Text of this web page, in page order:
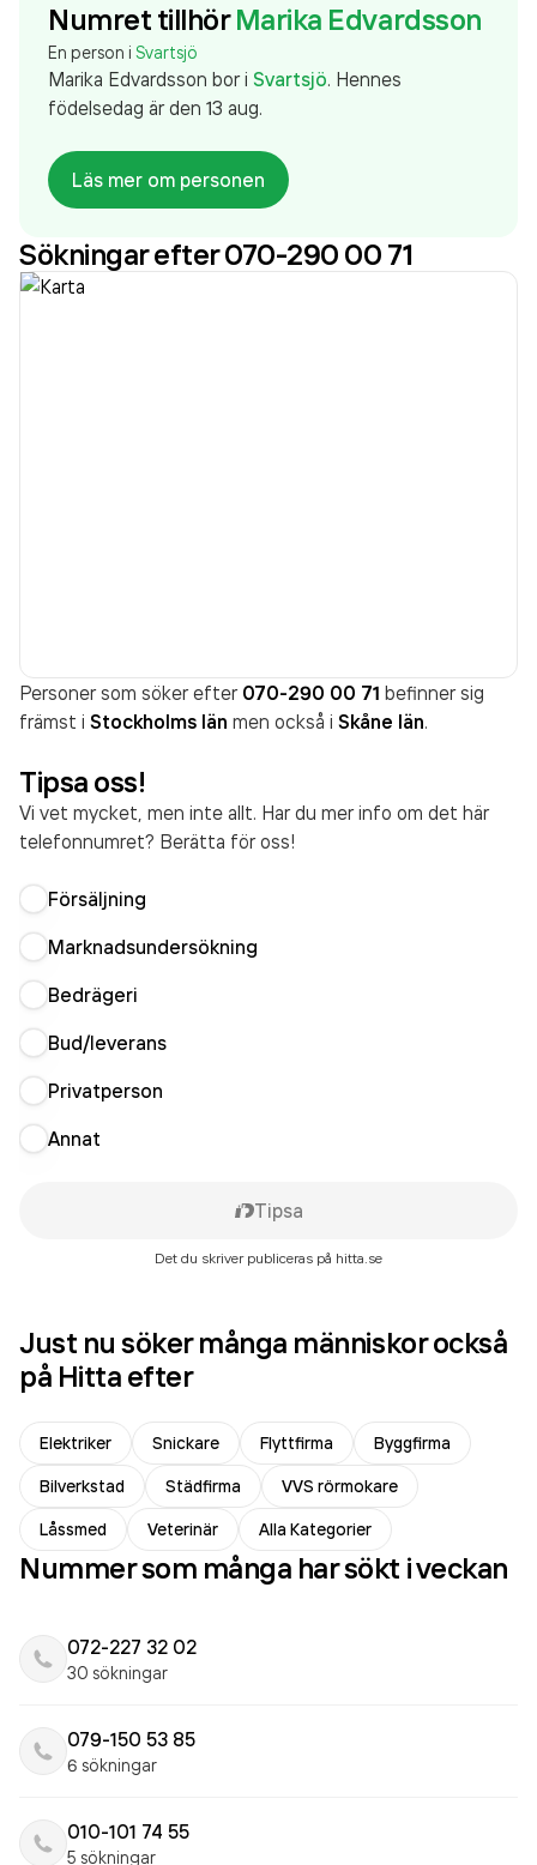
Numret tillhör Marika Edvardsson
En person i Svartsjö
Marika Edvardsson bori Svartsjö. Hennes
födelsedag är den 13 aug.
Läs mer om personen
Sökningar efter 070-290 00 71
Personer som söker efter 070-290 00 71 befinner sig
främst i Stockholms län men också i Skåne län.
Tipsa oss!
Vi vet mycket, men inte allt. Har du mer info om det här
telefonnumret? Berätta för oss!
Försäljning
Marknadsundersökning
Bedrägeri
Bud/leverans
Privatperson
Annat
Tipsa
Det du skriver publiceras på hitta.se
Just nu söker många människor också
på Hitta efter
Elektriker Snickare Flyttfirma
Byggfirma
Bilverkstad
Städfirma
VVS rörmokare
Låssmed
Veterinär Alla Kategorier
Nummer som många har sökt i veckan
072-227 32 02
30 sökningar
079-150 53 85
6 sökningar
010-101 74 55
5 sökningar